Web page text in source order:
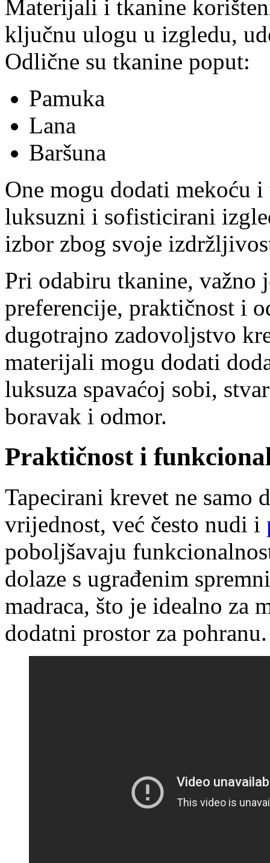
Materijali i tkanine
ključnu ulogu u izgledu,
Odlične su tkanine poput:
Pamuka
Lana
Baršuna
One mogu dodati mekoću
luksuzni i sofisticirani
izbor zbog svoje
Pri odabiru tkanine, važno
preferencije, praktičnost i
dugotrajno zadovoljstvo
materijali mogu dodati
luksuza spavaćoj sobi,
boravak i odmor.
Praktičnost i
Tapecirani krevet ne samo
vrijednost, već često nudi i
poboljšavaju
dolaze s ugrađenim
madraca, što je idealno za
dodatni prostor za